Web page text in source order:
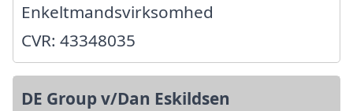
Enkeltmandsvirksomhed
CVR: 43348035
DE Group v/Dan Eskildsen